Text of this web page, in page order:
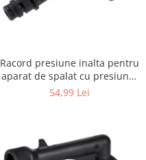
Racord presiune inalta pentru
aparat de spalat cu presiune,
KARCHER 9.013-355.0, K4/K5
54,99 Lei